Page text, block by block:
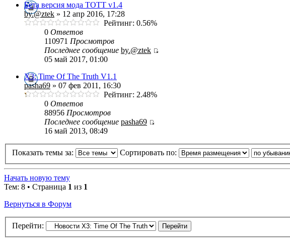
Бета версия мода ТОТТ v1.4
by.@ztek » 12 апр 2016, 17:28
Рейтинг: 0.56%
0 Ответов
110971 Просмотров
Последнее сообщение by.@ztek
05 май 2017, 01:00
X3: Time Of The Truth V1.1
pasha69 » 07 фев 2011, 16:30
Рейтинг: 2.48%
0 Ответов
88956 Просмотров
Последнее сообщение pasha69
16 май 2013, 08:49
Показать темы за: Сортировать по:
Начать новую тему
Тем: 8 • Страница 1 из 1
Вернуться в Форум
Перейти: